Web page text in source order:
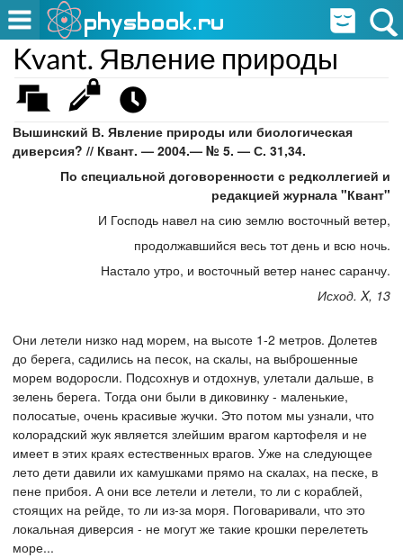
Kvant. Явление природы
Вышинский В. Явление природы или биологическая
диверсия? // Квант. — 2004.— № 5. — С. 31,34.
По специальной договоренности с редколлегией и
редакцией журнала "Квант"
И Господь навел на сию землю восточный ветер,
продолжавшийся весь тот день и всю ночь.
Настало утро, и восточный ветер нанес саранчу.
Исход. X, 13
Они летели низко над морем, на высоте 1-2 метров. Долетев
до берега, садились на песок, на скалы, на выброшенные
морем водоросли. Подсохнув и отдохнув, улетали дальше, в
зелень берега. Тогда они были в диковинку - маленькие,
полосатые, очень красивые жучки. Это потом мы узнали, что
колорадский жук является злейшим врагом картофеля и не
имеет в этих краях естественных врагов. Уже на следующее
лето дети давили их камушками прямо на скалах, на песке, в
пене прибоя. А они все летели и летели, то ли с кораблей,
стоящих на рейде, то ли из-за моря. Поговаривали, что это
локальная диверсия - не могут же такие крошки перелететь
море...